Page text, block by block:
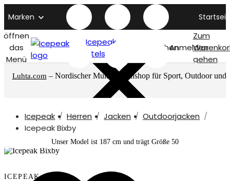
Marken
öffnen
das
Menü
Icepeak
titelseite
SuchenAnmelden
Zum
gehen
Luhta.com – Nordischer Multimarkenshop für Sport, Outdoor und
Icepeak Herren Jacken
Outdoorjacken
Icepeak Bixby
Unser Model ist 187 cm und trägt Größe 50
ICEPEAK